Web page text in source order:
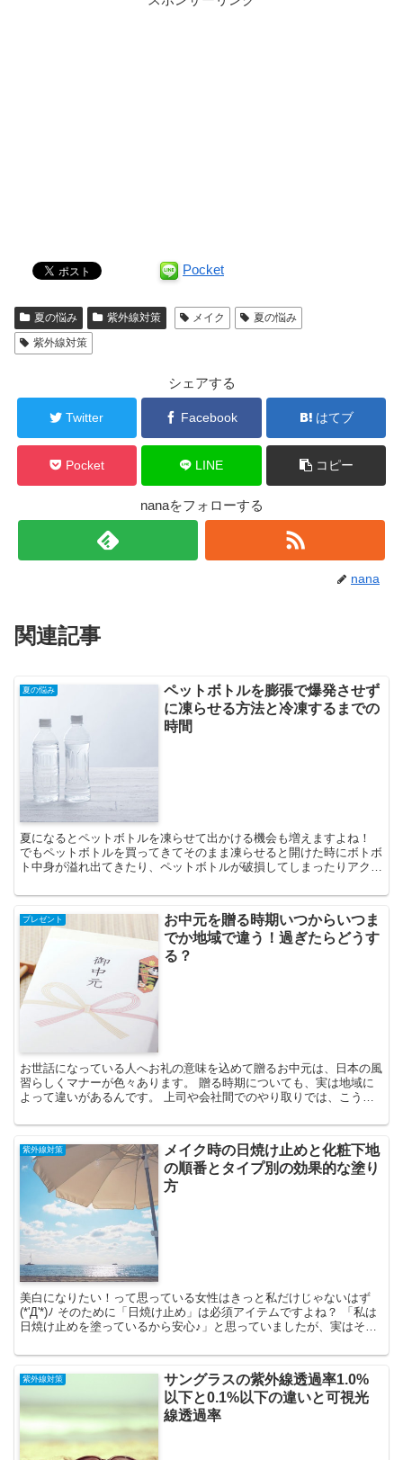
Pocket
夏の悩み 紫外線対策 メイク
夏の悩み
紫外線対策
シェアする
Twitter Facebook はてブ
Pocket LINE コピー
nanaをフォローする
nana
関連記事
夏の悩み
ペットボトルを膨張で爆発させず
に凍らせる方法と冷凍するまでの
時間
夏になるとペットボトルを凍らせて出かける機会も増えますよね！
でもペットボトルを買ってきてそのまま凍らせると開けた時にボトボ
ト中身が溢れ出てきたり、ペットボトルが破損してしまったりアクシ
プレゼント
お中元を贈る時期いつからいつま
でか地域で違う！過ぎたらどうす
る？
お世話になっている人へお礼の意味を込めて贈るお中元は、日本の風
習らしくマナーが色々あります。 贈る時期についても、実は地域に
よって違いがあるんです。 上司や会社間でのやり取りでは、こう言
紫外線対策
メイク時の日焼け止めと化粧下地
の順番とタイプ別の効果的な塗り
方
美白になりたい！って思っている女性はきっと私だけじゃないはず
(*'Д'*)ﾉ そのために「日焼け止め」は必須アイテムですよね？ 「私は
日焼け止めを塗っているから安心♪」と思っていましたが、実はその
紫外線対策
サングラスの紫外線透過率1.0%
以下と0.1%以下の違いと可視光
線透過率